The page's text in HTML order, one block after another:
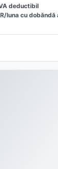
deductibil
lunacu dobăndă